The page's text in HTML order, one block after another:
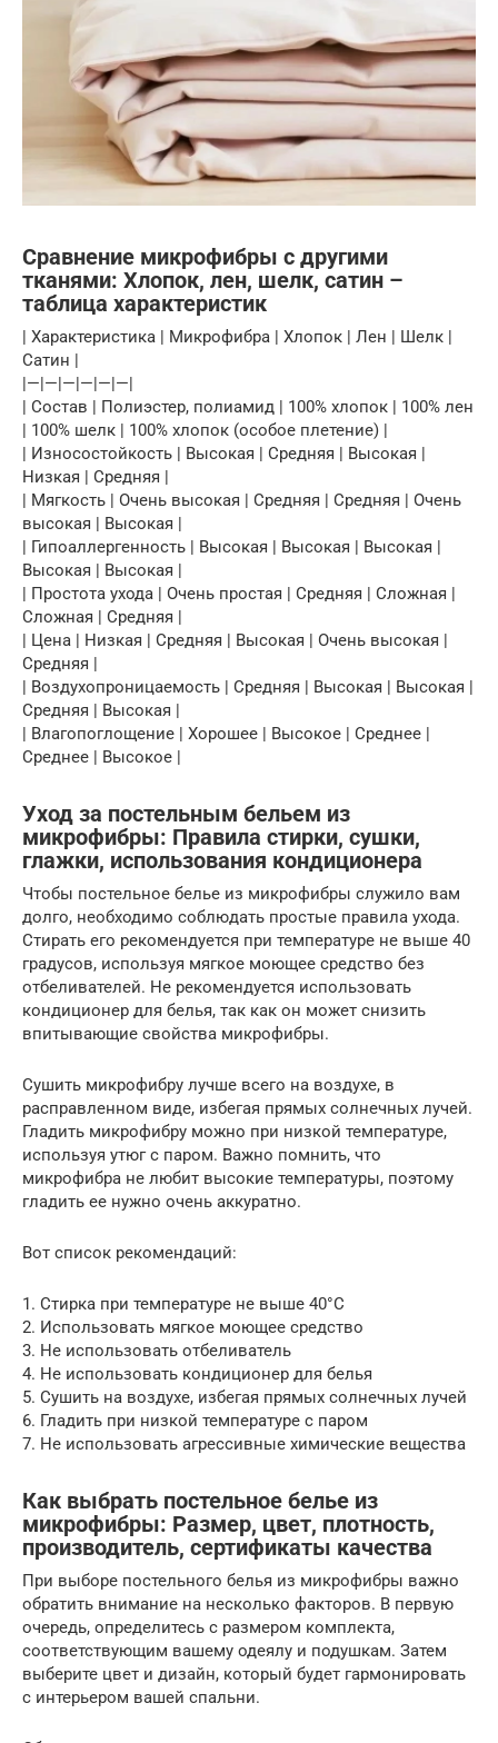
Сравнение микрофибры с другими
тканями: Хлопок, лен, шелк, сатин –
таблица характеристик
| Характеристика | Микрофибра | Хлопок | Лен | Шелк |
Сатин |
|—|—|—|—|—|—|
| Состав | Полиэстер, полиамид | 100% хлопок | 100% лен
| 100% шелк | 100% хлопок (особое плетение) |
| Износостойкость | Высокая | Средняя | Высокая |
Низкая | Средняя |
| Мягкость | Очень высокая | Средняя | Средняя | Очень
высокая | Высокая |
| Гипоаллергенность | Высокая | Высокая | Высокая |
Высокая | Высокая |
| Простота ухода | Очень простая | Средняя | Сложная |
Сложная | Средняя |
| Цена | Низкая | Средняя | Высокая | Очень высокая |
Средняя |
| Воздухопроницаемость | Средняя | Высокая | Высокая |
Средняя | Высокая |
| Влагопоглощение | Хорошее | Высокое | Среднее |
Среднее | Высокое |
Уход за постельным бельем из
микрофибры: Правила стирки, сушки,
глажки, использования кондиционера
Чтобы постельное белье из микрофибры служило вам
долго, необходимо соблюдать простые правила ухода.
Стирать его рекомендуется при температуре не выше 40
градусов, используя мягкое моющее средство без
отбеливателей. Не рекомендуется использовать
кондиционер для белья, так как он может снизить
впитывающие свойства микрофибры.
Сушить микрофибру лучше всего на воздухе, в
расправленном виде, избегая прямых солнечных лучей.
Гладить микрофибру можно при низкой температуре,
используя утюг с паром. Важно помнить, что
микрофибра не любит высокие температуры, поэтому
гладить ее нужно очень аккуратно.
Вот список рекомендаций:
1. Стирка при температуре не выше 40°C
2. Использовать мягкое моющее средство
3. Не использовать отбеливатель
4. Не использовать кондиционер для белья
5. Сушить на воздухе, избегая прямых солнечных лучей
6. Гладить при низкой температуре с паром
7. Не использовать агрессивные химические вещества
Как выбрать постельное белье из
микрофибры: Размер, цвет, плотность,
производитель, сертификаты качества
При выборе постельного белья из микрофибры важно
обратить внимание на несколько факторов. В первую
очередь, определитесь с размером комплекта,
соответствующим вашему одеялу и подушкам. Затем
выберите цвет и дизайн, который будет гармонировать
с интерьером вашей спальни.